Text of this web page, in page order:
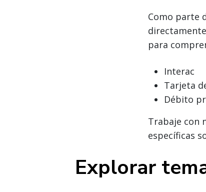
Como parte
para
Interac
Tarjeta
Débito
Trabaje con
específicas
Explorar